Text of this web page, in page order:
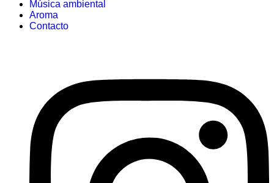
Música ambiental
Aroma
Contacto